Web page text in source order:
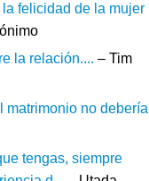
felicidad de la mujer
la relación.... – Tim
matrimonio no debería
tengas, siempre